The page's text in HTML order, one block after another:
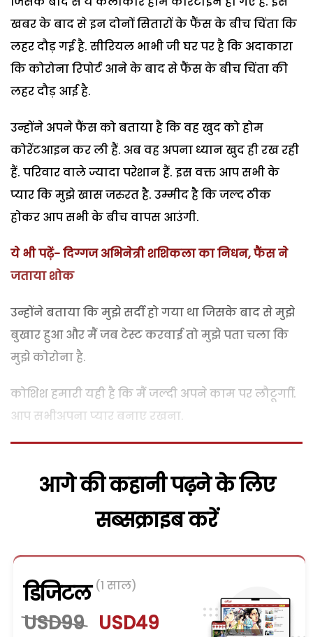
खबर के बाद से इन दोनों सितारों के फैंस के बीच चिंता कि
लहर दौड़ गई है. सीरियल भाभी जी घर पर है कि अदाकारा
कि कोरोना रिपोर्ट आने के बाद से फैंस के बीच चिंता की
लहर दौड़ आई है.
उन्होंने अपने फैंस को बताया है कि वह खुद को होम
कोरेंटआइन कर ली हैं. अब वह अपना ध्यान खुद ही रख रही
हैं. परिवार वाले ज्यादा परेशान हैं. इस वक्त आप सभी के
प्यार कि मुझे खास जरुरत है. उम्मीद है कि जल्द ठीक
होकर आप सभी के बीच वापस आउंगी.
ये भी पढ़ें- दिग्गज अभिनेत्री शशिकला का निधन, फैंस ने
जताया शोक
उन्होंने बताया कि मुझे सर्दी हो गया था जिसके बाद से मुझे
बुखार हुआ और मैं जब टेस्ट करवाई तो मुझे पता चला कि
मुझे कोरोना है.
कोशिश हमारी यही है कि मैं जल्दी अपने काम पर लौटूगाीं.
आप सभीअपना प्यार बनाए रखना.
आगे की कहानी पढ़ने के लिए
सब्सक्राइब करें
डिजिटल (1 साल)
USD99 USD49